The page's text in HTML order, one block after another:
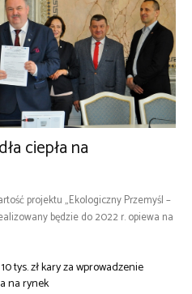
ciepła na
projektu „Ekologiczny Przemyśl –
będzie do 2022 r. opiewa na
tys. zł kary za wprowadzenie
na rynek